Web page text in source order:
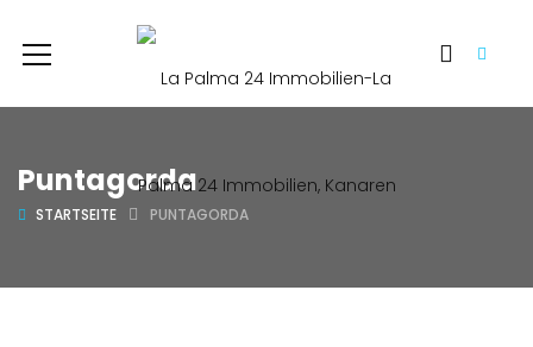
Puntagorda
STARTSEITE PUNTAGORDA